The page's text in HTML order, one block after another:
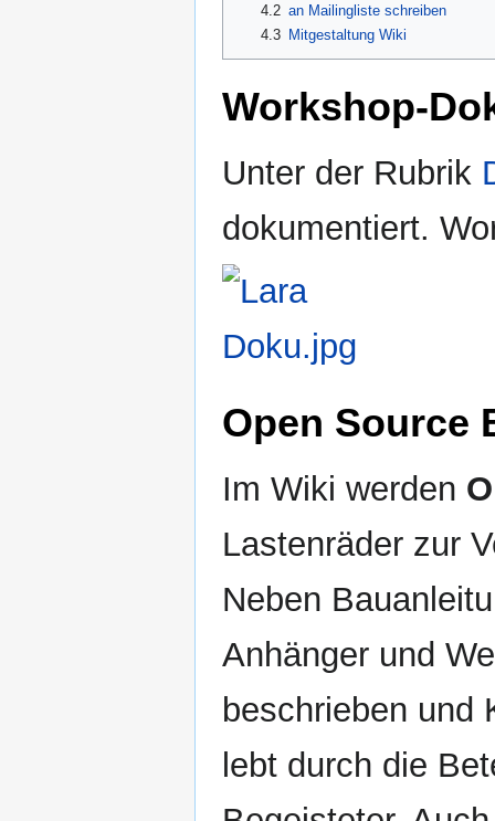
4.2 an Mailingliste schreiben
4.3
Mitgestaltung Wiki
Workshop-
Unter der Rubrik
dokumentiert.
Open Source
Im Wiki werden
Lastenräder zur
Neben
Anhänger und
beschrieben und
lebt durch die